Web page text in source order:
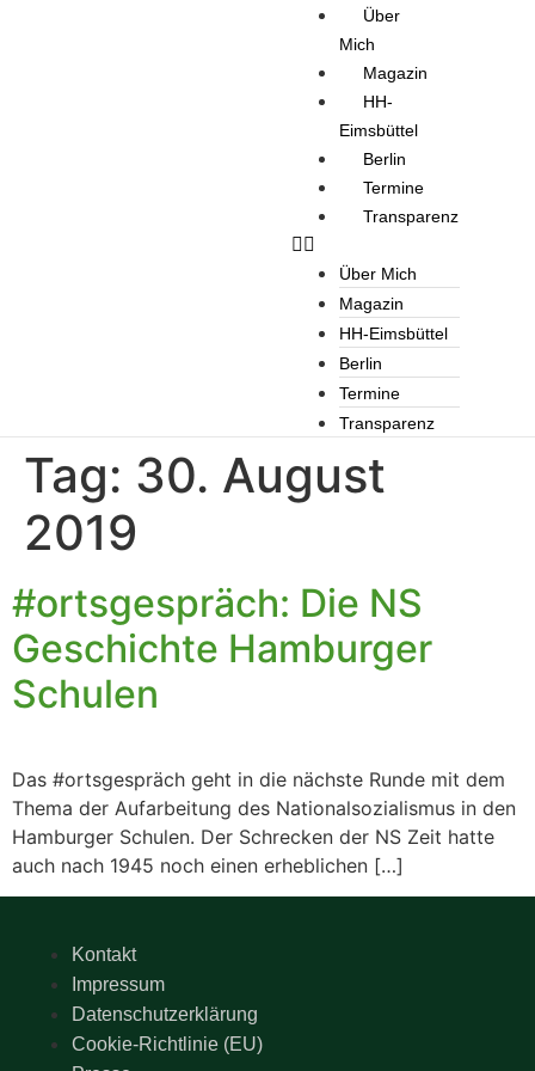
Über
Mich
Magazin
HH-
Eimsbüttel
Berlin
Termine
Transparenz
Über Mich
Magazin
HH-Eimsbüttel
Berlin
Termine
Transparenz
Tag: 30. August
2019
#ortsgespräch: Die NS
Geschichte Hamburger
Schulen
Das #ortsgespräch geht in die nächste Runde mit dem
Thema der Aufarbeitung des Nationalsozialismus in den
Hamburger Schulen. Der Schrecken der NS Zeit hatte
auch nach 1945 noch einen erheblichen […]
Kontakt
Impressum
Datenschutzerklärung
Cookie-Richtlinie (EU)